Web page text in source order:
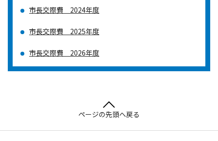
市長交際費 2024年度
市長交際費 2025年度
市長交際費 2026年度
ページの先頭へ戻る